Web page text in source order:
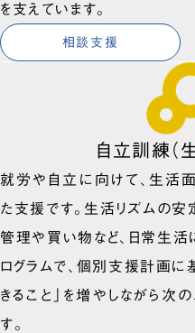
を支えています。
相談支援
自立訓練（
就労や自立に向けて、生活
た支援です。生活リズムの
管理や買い物など、日常生
ログラムで、個別支援計画に
きること」を増やしながら次
す。